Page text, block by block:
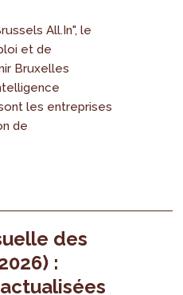
All.In", le
et de
Bruxelles
les entreprises
de
des
: